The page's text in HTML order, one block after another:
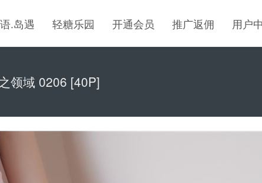
.岛遇 轻糖乐园 开通会员 推广返佣 用户
领域 0206 [40P]